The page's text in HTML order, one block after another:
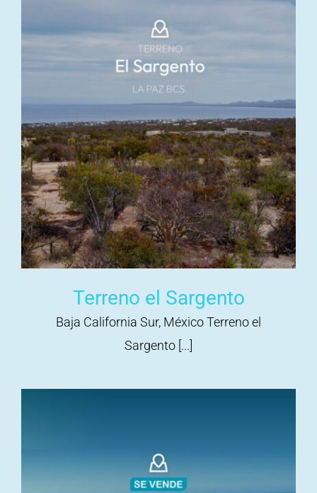
Terreno el Sargento
Baja California Sur, México Terreno el
Sargento [...]